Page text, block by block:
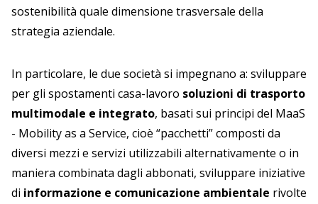
sostenibilità quale dimensione trasversale della
strategia aziendale.
In particolare, le due società si impegnano a: sviluppare
per gli spostamenti casa-lavoro soluzioni di trasporto
multimodale e integrato, basati sui principi del MaaS
- Mobility as a Service, cioè “pacchetti” composti da
diversi mezzi e servizi utilizzabili alternativamente o in
maniera combinata dagli abbonati, sviluppare iniziative
di informazione e comunicazione ambientale rivolte